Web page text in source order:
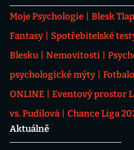
Moje Psychologie Blesk
Fantasy
Spotřebitelské
Blesku
Nemovitosti
psychologické mýty
ONLINE
Eventový prostor
vs. Pudilová
Chance Liga
Aktuálně